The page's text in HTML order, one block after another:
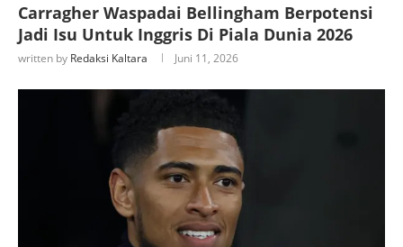
Carragher Waspadai Bellingham Berpotensi
Jadi Isu Untuk Inggris Di Piala Dunia 2026
written by Redaksi Kaltara Juni 11, 2026